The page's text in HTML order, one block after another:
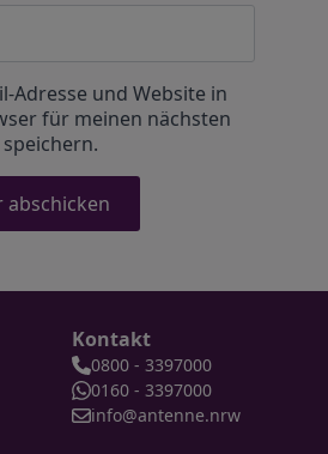
Adresse und Website in
für meinen nächsten
Kontakt
0800 - 3397000
0160 - 3397000
info@antenne.nrw